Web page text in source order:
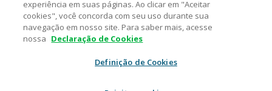
experiência em suas páginas. Ao clicar em "Aceitar
cookies", você concorda com seu uso durante sua
navegação em nosso site. Para saber mais, acesse
nossa Declaração de Cookies
Definição de Cookies